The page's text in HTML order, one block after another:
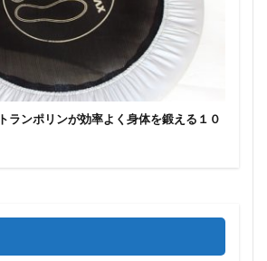
ランポリンが効率よく身体を鍛える１０